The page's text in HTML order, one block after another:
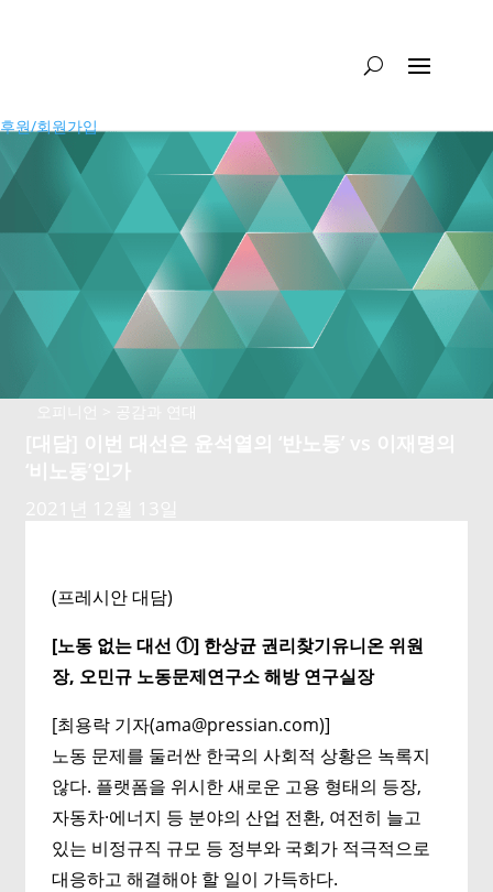
후원/회원가입
(프레시안 대담)
[노동 없는 대선 ①] 한상균 권리찾기유니온 위원
장, 오민규 노동문제연구소 해방 연구실장
[최용락 기자(ama@pressian.com)]
노동 문제를 둘러싼 한국의 사회적 상황은 녹록지
않다. 플랫폼을 위시한 새로운 고용 형태의 등장,
자동차·에너지 등 분야의 산업 전환, 여전히 늘고
있는 비정규직 규모 등 정부와 국회가 적극적으로
대응하고 해결해야 할 일이 가득하다.